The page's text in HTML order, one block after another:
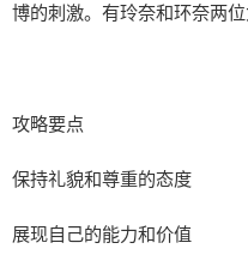
博的刺激。有玲奈和环奈两位
攻略要点
保持礼貌和尊重的态度
展现自己的能力和价值